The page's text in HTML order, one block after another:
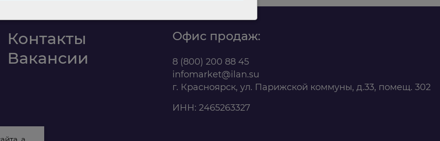
Контакты
Вакансии
Офис продаж:
8 (800) 200 88 45
infomarket@ilan.su
г. Красноярск, ул. Парижской коммуны, д.33, помещ. 302
ИНН: 2465263327